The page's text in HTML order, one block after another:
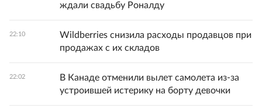
ждали свадьбу Роналду
22:10
Wildberries снизила расходы продавцов при
продажах с их складов
22:02
В Канаде отменили вылет самолета из-за
устроившей истерику на борту девочки